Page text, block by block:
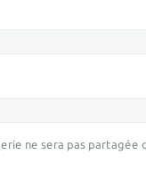
ne sera pas partagée